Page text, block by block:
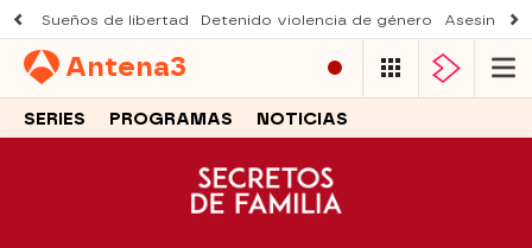
Sueños de libertad Detenido violencia de género Asesinato
Antena3
SERIES PROGRAMAS NOTICIAS